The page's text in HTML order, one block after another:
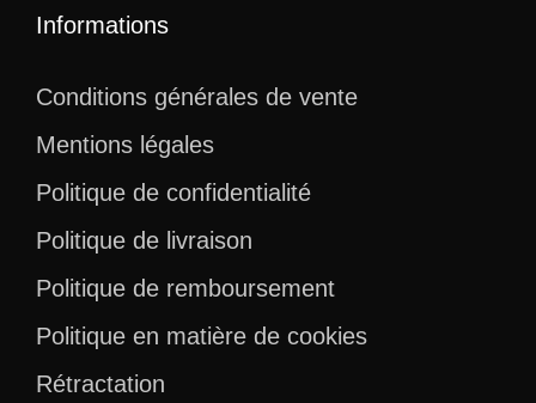
Informations
Conditions générales de vente
Mentions légales
Politique de confidentialité
Politique de livraison
Politique de remboursement
Politique en matière de cookies
Rétractation